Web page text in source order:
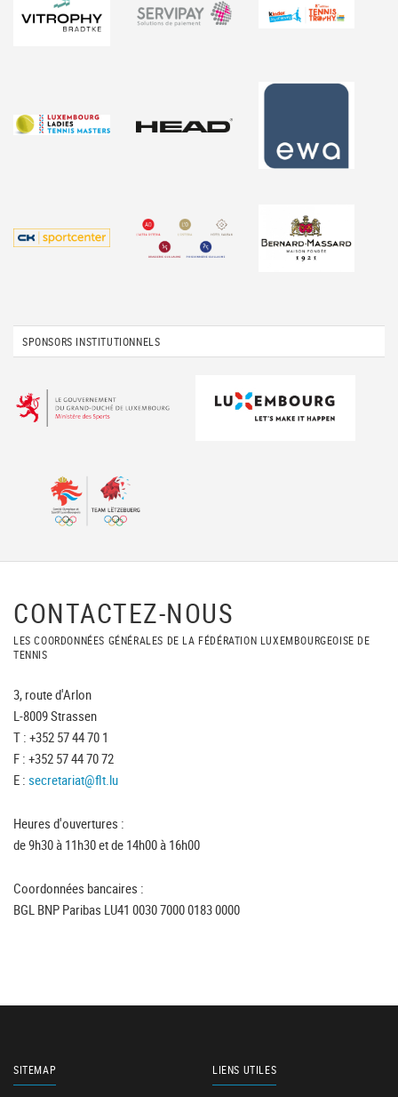
SPONSORS INSTITUTIONNELS
CONTACTEZ-NOUS
LES COORDONNÉES GÉNÉRALES DE LA FÉDÉRATION LUXEMBOURGEOISE DE
TENNIS
3, route d'Arlon
L-8009 Strassen
T : +352 57 44 70 1
F : +352 57 44 70 72
E : secretariat@flt.lu
Heures d'ouvertures :
de 9h30 à 11h30 et de 14h00 à 16h00
Coordonnées bancaires :
BGL BNP Paribas LU41 0030 7000 0183 0000
SITEMAP LIENS UTILES